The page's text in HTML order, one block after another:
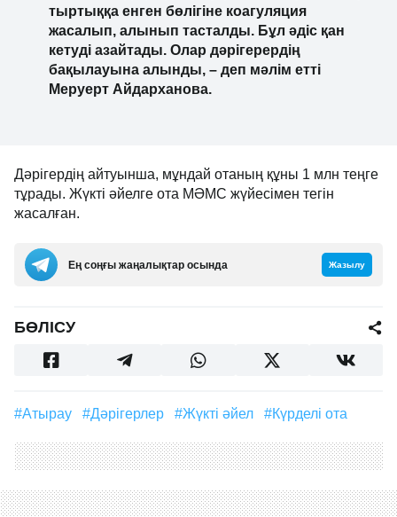
тыртыққа енген бөлігіне коагуляция
жасалып, алынып тасталды. Бұл әдіс қан
кетуді азайтады. Олар дәрігерердің
бақылауына алынды, – деп мәлім етті
Меруерт Айдарханова.
Дәрігердің айтуынша, мұндай отаның құны 1 млн теңге
тұрады. Жүкті әйелге ота МӘМС жүйесімен тегін
жасалған.
Ең соңғы жаңалықтар осында Жазылу
БӨЛІСУ
#Атырау #дәрігерлер #жүкті әйел #күрделі ота